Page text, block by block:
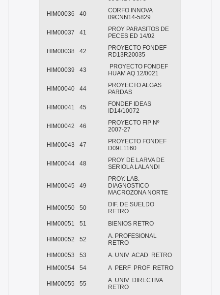
HIM00036 40
CORFO INNOVA
09CNN14-5829
HIM00037 41
PROY PARASITOS DE
PECES ED 14/02
HIM00038 42
PROYECTO FONDEF -
RD13R20035
HIM00039 43
PROYECTO FONDEF
HUAM AQ 12/0021
HIM00040 44
PROYECTO ALGAS
PARDAS
HIM00041 45
FONDEF IDEAS
ID14/10072
HIM00042 46
PROYECTO FIP Nº
2007-27
HIM00043 47
PROYECTO FONDEF
D09E1160
HIM00044 48
PROY DE LARVA DE
SERIOLA LALANDI
HIM00045 49
PROY. LAB.
DIAGNOSTICO
MACROZONA NORTE
HIM00050 50
DIF. DE SUELDO
RETRO.
HIM00051
51 BIENIOS RETRO
HIM00052 52
A. PROFESIONAL
RETRO
HIM00053
53
A. UNIV ACAD RETRO
HIM00054
54 A PERF PROF RETRO
HIM00055 55
A UNIV DIRECTIVA
RETRO